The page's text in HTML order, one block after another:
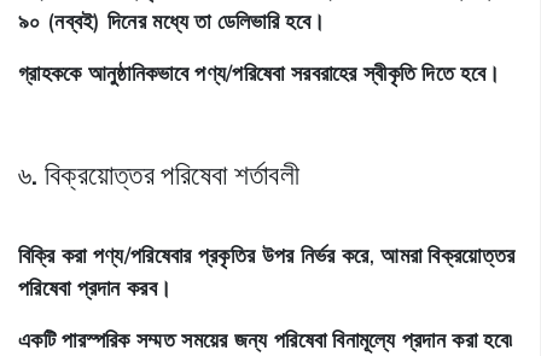
৯০ (নব্বই) দিনের মধ্যে তা ডেলিভারি হবে।
গ্রাহককে আনুষ্ঠানিকভাবে পণ্য/পরিষেবা সরবরাহের স্বীকৃতি দিতে হবে।
৬. বিক্রয়োত্তর পরিষেবা শর্তাবলী
বিক্রি করা পণ্য/পরিষেবার প্রকৃতির উপর নির্ভর করে, আমরা বিক্রয়োত্তর
পরিষেবা প্রদান করব।
একটি পারস্পরিক সম্মত সময়ের জন্য পরিষেবা বিনামূল্যে প্রদান করা হবে৷